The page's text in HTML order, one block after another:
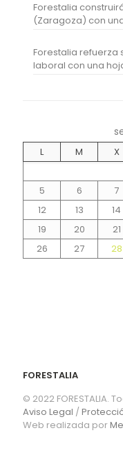
Forestalia
(Zaragoza) con
Forestalia refuerza
laboral con una
L M X
5
6 7
12
13 14
19
20 21
26
27 28
FORESTALIA
© 2022 FORESTALIA.
Aviso Legal /
Web realizada por